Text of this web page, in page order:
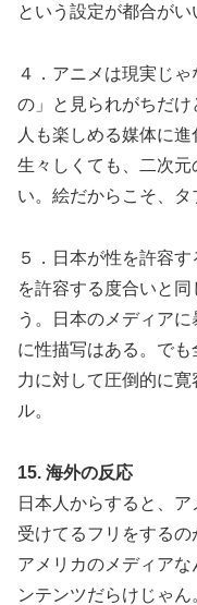
という設定が都合がい
４．アニメは現実じ
の」と見られがちだ
人も楽しめる媒体に
生々しくても、二次
い。絵だからこそ、タ
５．日本が性を許容
を許容する度合いと
う。日本のメディア
に性描写はある。で
力に対して圧倒的に
ル。
15. 海外の反応
日本人からすると、
受けてるフリをするの
アメリカのメディア
ンテンツだらけじゃ